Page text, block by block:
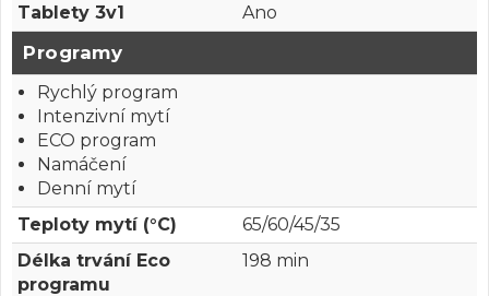
Tablety 3v1 Ano
Programy
Rychlý program
Intenzivní mytí
ECO program
Namáčení
Denní mytí
Teploty mytí (°C)
65/60/45/35
Délka trvání Eco
programu
198 min